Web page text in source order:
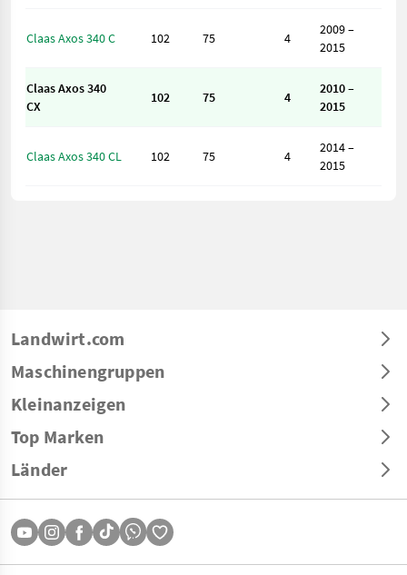
Claas Axos 340 C 102 75 4
2009 –
2015
Claas Axos 340
CX
102 75 4
2010 –
2015
Claas Axos 340 CL 102 75 4
2014 –
2015
Landwirt.com
Maschinengruppen
Kleinanzeigen
Top Marken
Länder